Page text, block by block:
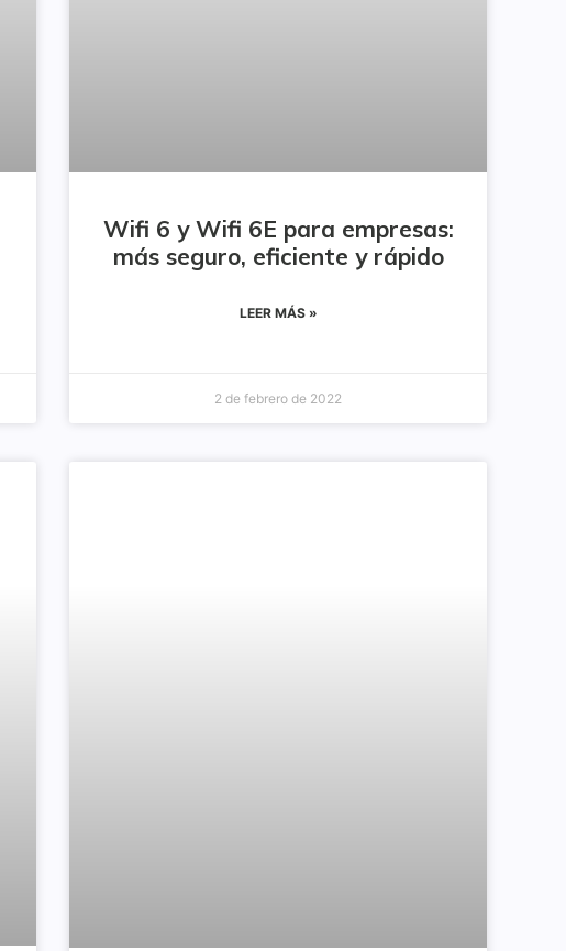
Wifi 6 y Wifi 6E para empresas:
más seguro, eficiente y rápido
LEER MÁS »
2 de febrero de 2022